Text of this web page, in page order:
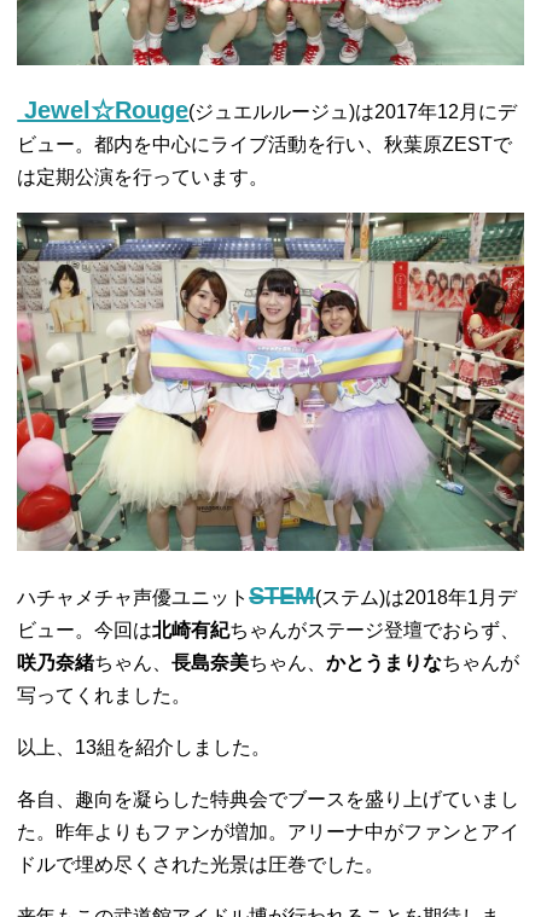
Jewel☆Rouge(ジュエルルージュ)は2017年12月にデ
ビュー。都内を中心にライブ活動を行い、秋葉原ZESTで
は定期公演を行っています。
ハチャメチャ声優ユニットSTEM(ステム)は2018年1月デ
ビュー。今回は北崎有紀ちゃんがステージ登壇でおらず、
咲乃奈緒ちゃん、長島奈美ちゃん、かとうまりなちゃんが
写ってくれました。
以上、13組を紹介しました。
各自、趣向を凝らした特典会でブースを盛り上げていまし
た。昨年よりもファンが増加。アリーナ中がファンとアイ
ドルで埋め尽くされた光景は圧巻でした。